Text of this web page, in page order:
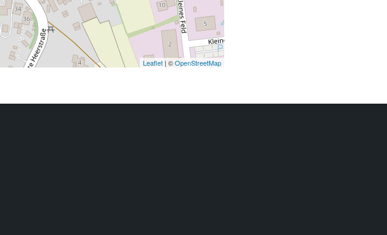
Leaflet| ©OpenStreetMap